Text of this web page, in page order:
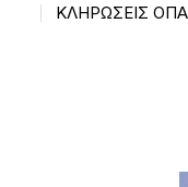
ΚΛΗΡΏΣΕΙΣ